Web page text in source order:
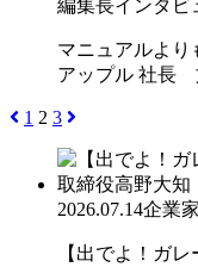
編集長インタビ
マニュアルより
アップル 社長
1 2 3
2026.07.14企業
【出でよ！ガ